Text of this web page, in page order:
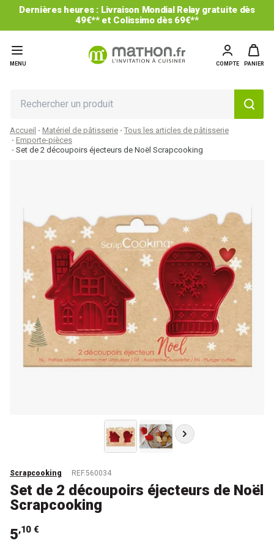
Dernières heures : Livraison Mondial Relay gratuite dès
49€** et Colissimo dès 69€**
MENU COMPTE PANIER
Accueil Matériel de pâtisserie
Tous les articles de pâtisserie
Emporte-pièces
Set de 2 découpoirs éjecteurs de Noël Scrapcooking
Scrapcooking REF.560034
Set de 2 découpoirs éjecteurs de Noël
Scrapcooking
5,10 €